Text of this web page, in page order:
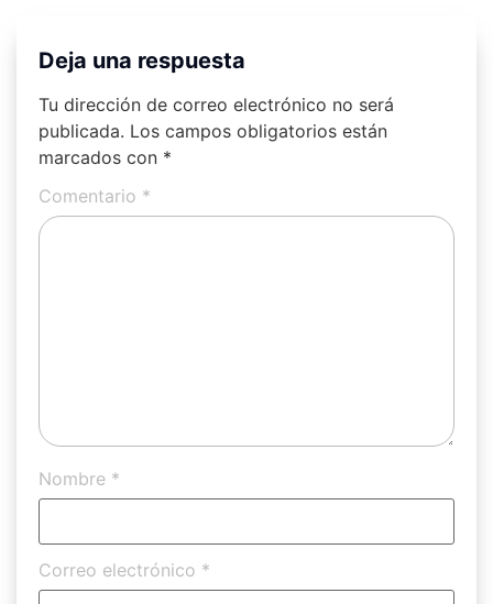
Deja una respuesta
Tu dirección de correo electrónico no será
publicada. Los campos obligatorios están
marcados con *
Comentario *
Nombre *
Correo electrónico *